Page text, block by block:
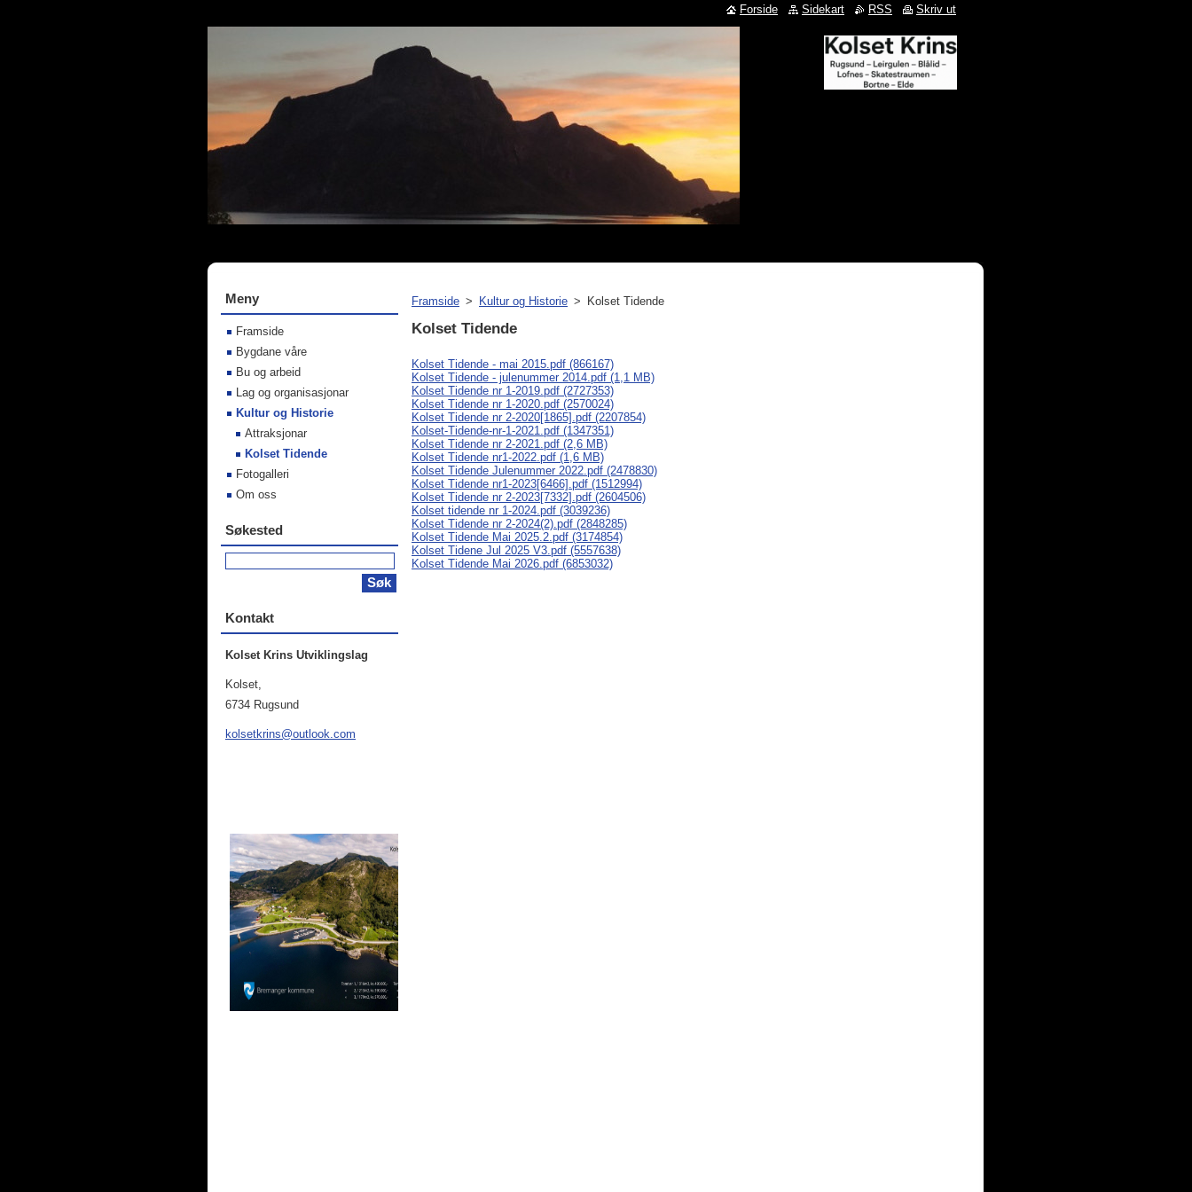
Framside > Kultur og Historie > Kolset Tidende
Kolset Tidende
Kolset Tidende - mai 2015.pdf (866167)
Kolset Tidende - julenummer 2014.pdf (1,1 MB)
Kolset Tidende nr 1-2019.pdf (2727353)
Kolset Tidende nr 1-2020.pdf (2570024)
Kolset Tidende nr 2-2020[1865].pdf (2207854)
Kolset-Tidende-nr-1-2021.pdf (1347351)
Kolset Tidende nr 2-2021.pdf (2,6 MB)
Kolset Tidende nr1-2022.pdf (1,6 MB)
Kolset Tidende Julenummer 2022.pdf (2478830)
Kolset Tidende nr1-2023[6466].pdf (1512994)
Kolset Tidende nr 2-2023[7332].pdf (2604506)
Kolset tidende nr 1-2024.pdf (3039236)
Kolset Tidende nr 2-2024(2).pdf (2848285)
Kolset Tidende Mai 2025.2.pdf (3174854)
Kolset Tidene Jul 2025 V3.pdf (5557638)
Kolset Tidende Mai 2026.pdf (6853032)
Meny
Framside
Bygdane våre
Bu og arbeid
Lag og organisasjonar
Kultur og Historie
Attraksjonar
Kolset Tidende
Fotogalleri
Om oss
Søkested
Kontakt
Kolset Krins Utviklingslag
Kolset,
6734 Rugsund
kolsetkrins@outl ook.com
Forside Sidekart RSS Skriv ut